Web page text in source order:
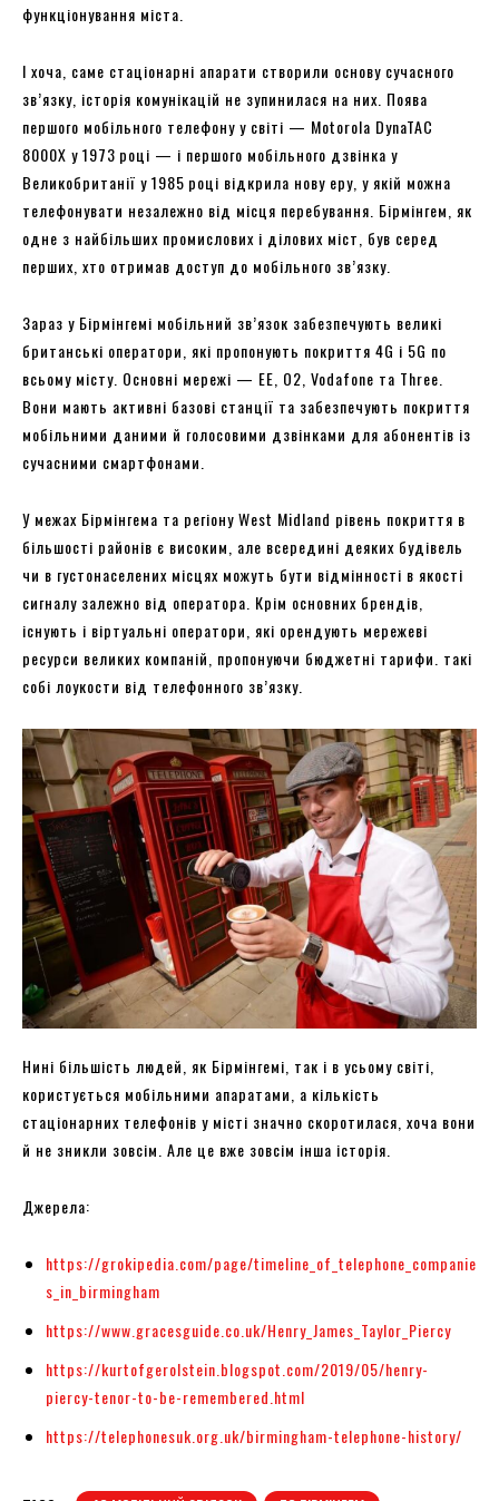
функціонування міста.
І хоча, саме стаціонарні апарати створили основу сучасного
зв’язку, історія комунікацій не зупинилася на них. Поява
першого мобільного телефону у світі — Motorola DynaTAC
8000X у 1973 році — і першого мобільного дзвінка у
Великобританії у 1985 році відкрила нову еру, у якій можна
телефонувати незалежно від місця перебування. Бірмінгем, як
одне з найбільших промислових і ділових міст, був серед
перших, хто отримав доступ до мобільного зв’язку.
Зараз у Бірмінгемі мобільний зв’язок забезпечують великі
британські оператори, які пропонують покриття 4G і 5G по
всьому місту. Основні мережі — EE, O2, Vodafone та Three.
Вони мають активні базові станції та забезпечують покриття
мобільними даними й голосовими дзвінками для абонентів із
сучасними смартфонами.
У межах Бірмінгема та регіону West Midland рівень покриття в
більшості районів є високим, але всередині деяких будівель
чи в густонаселених місцях можуть бути відмінності в якості
сигналу залежно від оператора. Крім основних брендів,
існують і віртуальні оператори, які орендують мережеві
ресурси великих компаній, пропонуючи бюджетні тарифи. такі
собі лоукости від телефонного зв’язку.
Нині більшість людей, як Бірмінгемі, так і в усьому світі,
користується мобільними апаратами, а кількість
стаціонарних телефонів у місті значно скоротилася, хоча вони
й не зникли зовсім. Але це вже зовсім інша історія.
Джерела:
https://grokipedia.com/page/timeline_of_telephone_companie
s_in_birmingham
https://www.gracesguide.co.uk/Henry_James_Taylor_Piercy
https://kurtofgerolstein.blogspot.com/2019/05/henry-
piercy-tenor-to-be-remembered.html
https://telephonesuk.org.uk/birmingham-telephone-history/